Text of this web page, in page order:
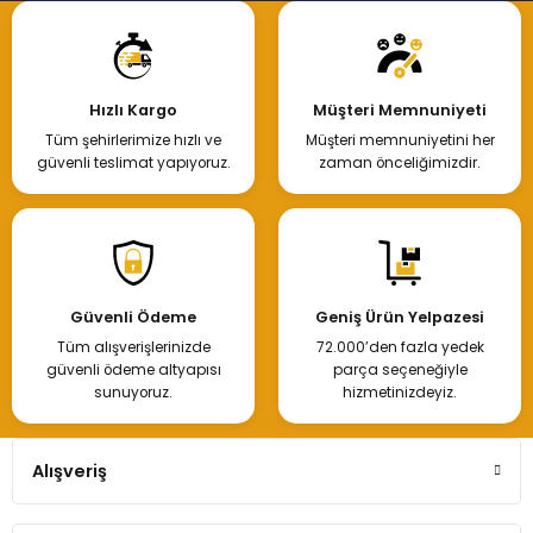
Hızlı Kargo
Tüm şehirlerimize hızlı ve
güvenli teslimat yapıyoruz.
Müşteri Memnuniyeti
Müşteri memnuniyetini her
zaman önceliğimizdir.
Güvenli Ödeme
Tüm alışverişlerinizde
güvenli ödeme altyapısı
sunuyoruz.
Geniş Ürün Yelpazesi
72.000’den fazla yedek
parça seçeneğiyle
hizmetinizdeyiz.
Alışveriş